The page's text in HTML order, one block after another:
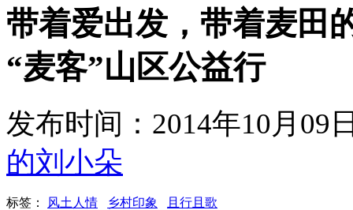
带着爱出发，带着麦田
“麦客”山区公益行
发布时间：2014年10月09
的刘小朵
标签： 风土人情 乡村印象 且行且歌